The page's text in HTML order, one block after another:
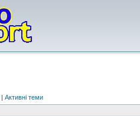
| Активні теми